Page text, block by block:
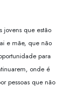
jovens que estão
e mãe, que não
para
onde é
pessoas que não